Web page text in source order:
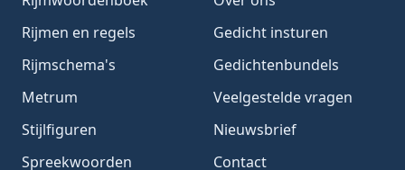
Rijmen en regels
Rijmschema's
Metrum
Stijlfiguren
Spreekwoorden
Gedicht insturen
Gedichtenbundels
Veelgestelde vragen
Nieuwsbrief
Contact